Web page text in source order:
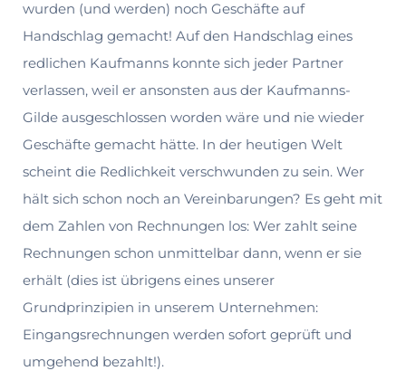
wurden (und werden) noch Geschäfte auf
Handschlag gemacht! Auf den Handschlag eines
redlichen Kaufmanns konnte sich jeder Partner
verlassen, weil er ansonsten aus der Kaufmanns-
Gilde ausgeschlossen worden wäre und nie wieder
Geschäfte gemacht hätte. In der heutigen Welt
scheint die Redlichkeit verschwunden zu sein. Wer
hält sich schon noch an Vereinbarungen? Es geht mit
dem Zahlen von Rechnungen los: Wer zahlt seine
Rechnungen schon unmittelbar dann, wenn er sie
erhält (dies ist übrigens eines unserer
Grundprinzipien in unserem Unternehmen:
Eingangsrechnungen werden sofort geprüft und
umgehend bezahlt!).